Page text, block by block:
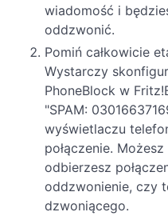
wiadomość i
oddzwonić.
Pomiń całkowicie
Wystarczy
PhoneBlock w
"SPAM:
wyświetlaczu
połączenie.
odbierzesz
oddzwonienie, czy
dzwoniącego.